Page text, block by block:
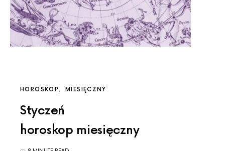
HOROSKOP MIESIĘCZNY
Styczeń
horoskop miesięczny